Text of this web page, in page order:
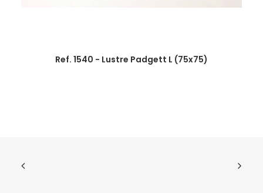
Ref. 1540 - Lustre Padgett L (75x75)